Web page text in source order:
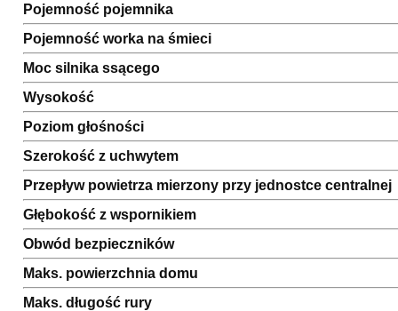
Pojemność pojemnika
Pojemność worka na śmieci
Moc silnika ssącego
Wysokość
Poziom głośności
Szerokość z uchwytem
Przepływ powietrza mierzony przy jednostce centralnej
Głębokość z wspornikiem
Obwód bezpieczników
Maks. powierzchnia domu
Maks. długość rury